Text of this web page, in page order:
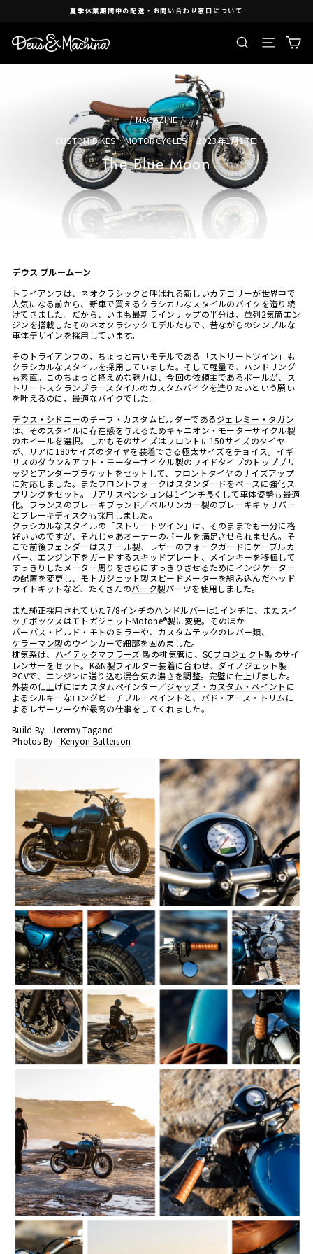
夏季休業期間中の配送・お問い合わせ窓口について
検索 Site
/MAGAZINE/
CUSTOM BIKES·MOTORCYCLES·2023年1月17日
The Blue Moon
デウス ブルームーン
トライアンフは、ネオクラシックと呼ばれる新しいカテゴリーが世界中で
人気になる前から、新車で買えるクラシカルなスタイルのバイクを造り続
けてきました。だから、いまも最新ラインナップの半分は、並列2気筒エン
ジンを搭載したそのネオクラシックモデルたちで、昔ながらのシンプルな
車体デザインを採用しています。
そのトライアンフの、ちょっと古いモデルである「ストリートツイン」も
クラシカルなスタイルを採用していました。そして軽量で、ハンドリング
も素直。このちょっと控えめな魅力は、今回の依頼主であるポールが、ス
トリートスクランブラースタイルのカスタムバイクを造りたいという願い
を叶えるのに、最適なバイクでした。
デウス・シドニーのチーフ・カスタムビルダーであるジェレミー・タガン
は、そのスタイルに存在感を与えるためキャニオン・モーターサイクル製
のホイールを選択。しかもそのサイズはフロントに150サイズのタイヤ
が、リアに 180サイズのタイヤを装着できる極太サイズをチョイス。イギ
リスのダウン＆アウト・モーターサイクル製のワイドタイプのトップブリ
ッジとアンダーブラケットをセットして、フロントタイヤのサイズアップ
に対応しました。またフロントフォークはスタンダードをベースに強化ス
プリングをセット。リアサスペンションは1 インチ長くして車体姿勢も最適
化。フランスのブレーキブランド／ベルリンガー製のブレーキキャリパー
とブレーキディスクも採用しました。
クラシカルなスタイルの「ストリートツイン」は、そのままでも十分に格
好いいのですが、それじゃあオーナーのポールを満足させられません。そ
こで前後フェンダーはスチール製、レザーのフォークガードにケーブルカ
バー、エンジン下をガードするスキッドプレート、メインキーを移植して
すっきりしたメーター周りをさらにすっきりさせるためにインジケーター
の配置を変更し、モトガジェット製スピードメーターを組み込んだヘッド
ライトキットなど、たくさんのバーク製パーツを使用しました。
また純正採用されていた7/8インチのハンドルバーは1 インチに、またスイ
ッチボックスはモトガジェットMotone®製に変更。そのほか
パーパス・ビルド・モトのミラーや、カスタムテックのレバー類、
ケラーマン製のウインカーで細部を固めました。
排気系は、 ハイテックマフラーズ 製の排気管に、 SCプロジェクト製のサイ
レンサーをセット。 K&N製フィルター装着に合わせ、ダイノジェット製
PCVで、エンジンに送り込む混合気の濃さを調整。完璧に仕上げました。
外装の仕上げにはカスタムペインター／ジャッズ・カスタム・ペイント に
よるシルキーなロングビーチブルーペイントと、 バド・アース・トリムに
よるレザーワークが最高の仕事をしてくれました。
Build By -Jeremy Tagand
Photos By - Kenyon Batterson